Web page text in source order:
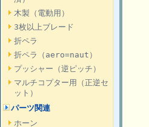
木製（電動用）
3枚以上ブレード
折ペラ
折ペラ（aero=naut）
プッシャー（逆ピッチ）
マルチコプター用（正逆セ
ット）
パーツ関連
ホーン